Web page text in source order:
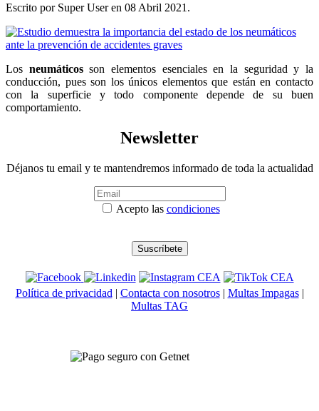
Escrito por Super User en 08 Abril 2021 .
Los neumáticosson elementos esenciales en la seguridad y la
conducción, pues son los únicos elementos que están en contacto
con la superficie y todo componente depende de su buen
comportamiento.
Newsletter
Déjanos tu email y te mantendremos informado de toda la actualidad
Acepto las condiciones
Política de privacidad | Contacta con nosotros| Multas Impagas|
Multas TAG